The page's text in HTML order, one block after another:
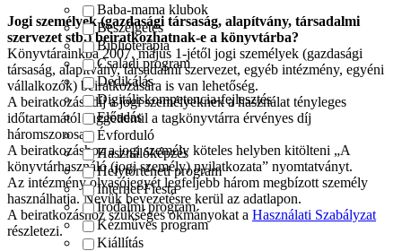
Jogi személyek (gazdasági társaság, alapítvány, társadalmi
szervezet stb.) beiratkozhatnak-e a könyvtárba?
Könyvtárainkba 2007. május 1-jétől jogi személyek (gazdasági
társaság, alapítvány, társadalmi szervezet, egyéb intézmény, egyéni
vállalkozók) beiratkozására is van lehetőség.
A beiratkozási díj a jogi személyeknek a használat tényleges
időtartamától függetlenül a tagkönyvtárra érvényes díj
háromszorosa.
A beiratkozáshoz a jogi személy köteles helyben kitölteni „A
könyvtárhasználó (jogi személy) nyilatkozata” nyomtatványt.
Az intézmény olvasójegyét legfeljebb három megbízott személy
használhatja. Nevük bevezetésre kerül az adatlapon.
A beiratkozáshoz szükséges okmányokat a Használati Szabályzat
részletezi.
Baba-mama klubok
Beszélgetés
Biblioterápia
Családi program
Dedikálás
Digitáliskompetencia-fejlesztés
Előadás
Évforduló
Használóképzés
Helytörténeti program
Internet Fiesta
Irodalmi program
Kézműves program
Kiállítás